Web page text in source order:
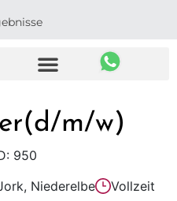
m/w)
950
Niederelbe Vollzeit